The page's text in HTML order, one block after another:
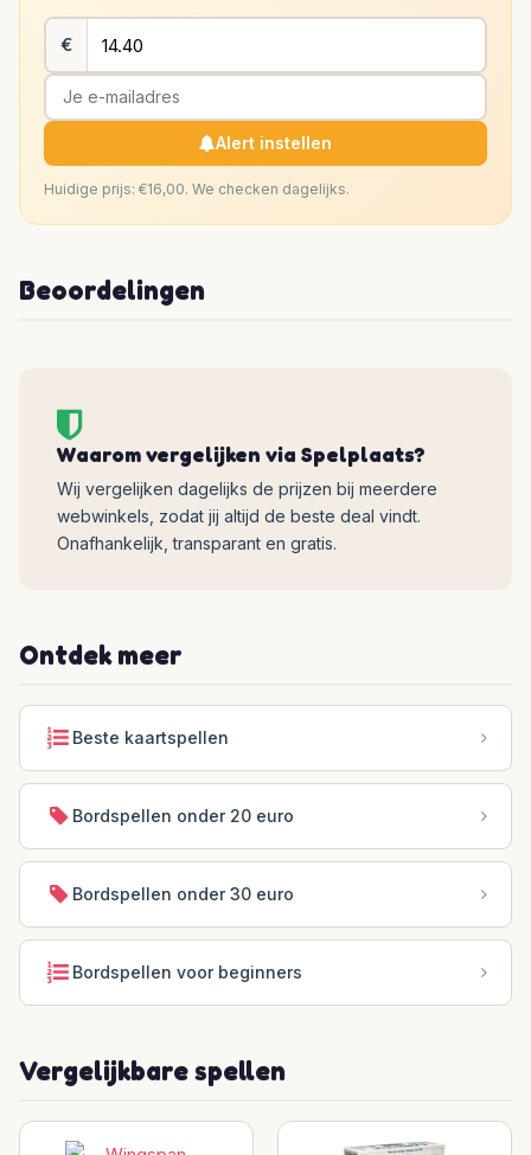
€
Alert instellen
Huidige prijs: €16,00. We checken dagelijks.
Beoordelingen
Waarom vergelijken via Spelplaats?
Wij vergelijken dagelijks de prijzen bij meerdere
webwinkels, zodat jij altijd de beste deal vindt.
Onafhankelijk, transparant en gratis.
Ontdek meer
Beste kaartspellen
Bordspellen onder 20 euro
Bordspellen onder 30 euro
Bordspellen voor beginners
Vergelijkbare spellen